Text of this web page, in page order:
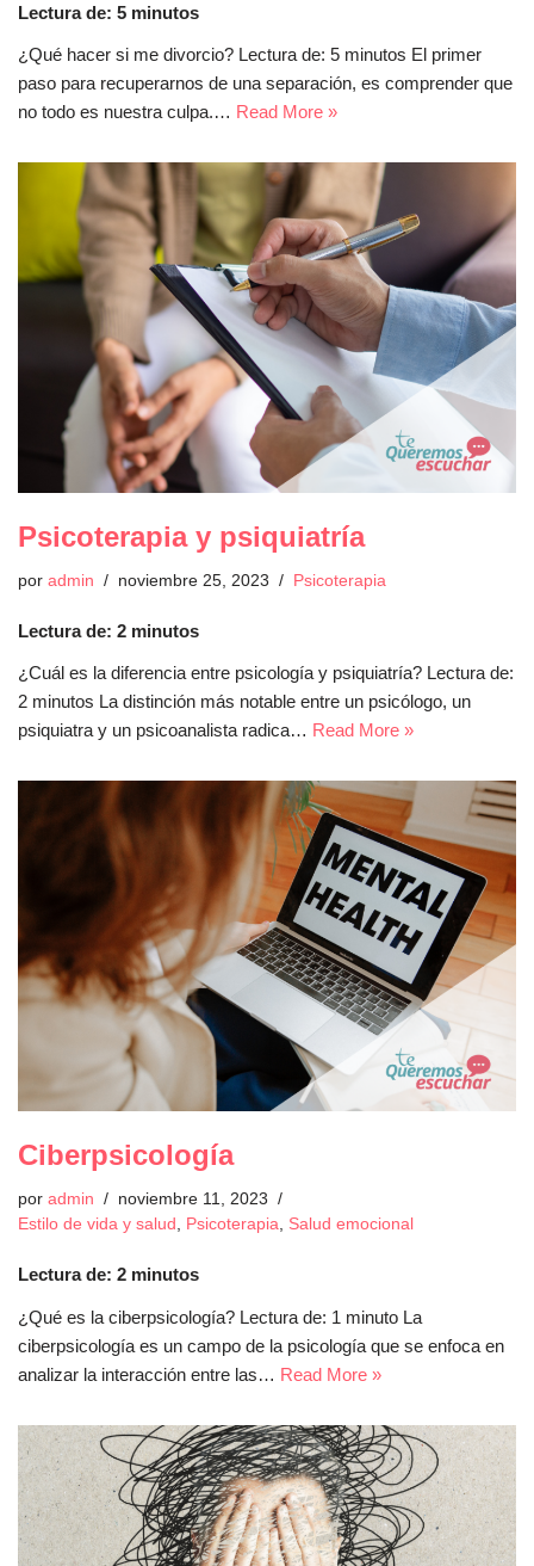
Lectura de: 5 minutos
¿Qué hacer si me divorcio? Lectura de: 5 minutos El primer
paso para recuperarnos de una separación, es comprender que
no todo es nuestra culpa.… Read More »
Psicoterapia y psiquiatría
por admin noviembre 25, 2023 Psicoterapia
Lectura de: 2 minutos
¿Cuál es la diferencia entre psicología y psiquiatría? Lectura de:
2 minutos La distinción más notable entre un psicólogo, un
psiquiatra y un psicoanalista radica… Read More »
Ciberpsicología
por admin
noviembre 11, 2023
Estilo de vida y salud , Psicoterapia, Salud emocional
Lectura de: 2 minutos
¿Qué es la ciberpsicología? Lectura de: 1 minuto La
ciberpsicología es un campo de la psicología que se enfoca en
analizar la interacción entre las… Read More »